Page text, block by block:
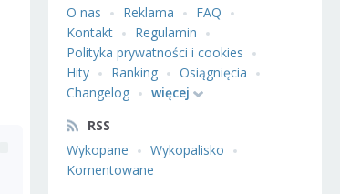
O nas
Reklama
FAQ
Kontakt
Regulamin
Polityka prywatności i cookies
Hity
Ranking
Osiągnięcia
Changelog
więcej
RSS
Wykopane
Wykopalisko
Komentowane